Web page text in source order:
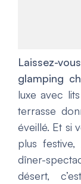
Laissez-
glamping
luxe avec
terrasse
éveillé. Et si
plus festive,
dîner-
désert,